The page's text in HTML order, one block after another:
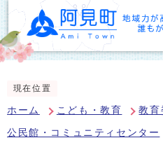
現在位置
ホーム こども・教育 教育
公民館・コミュニティセンター